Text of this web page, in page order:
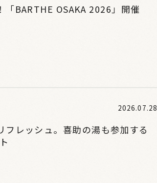
BARTHE OSAKA 2026」開催
2026.07.28
レッシュ。喜助の湯も参加する